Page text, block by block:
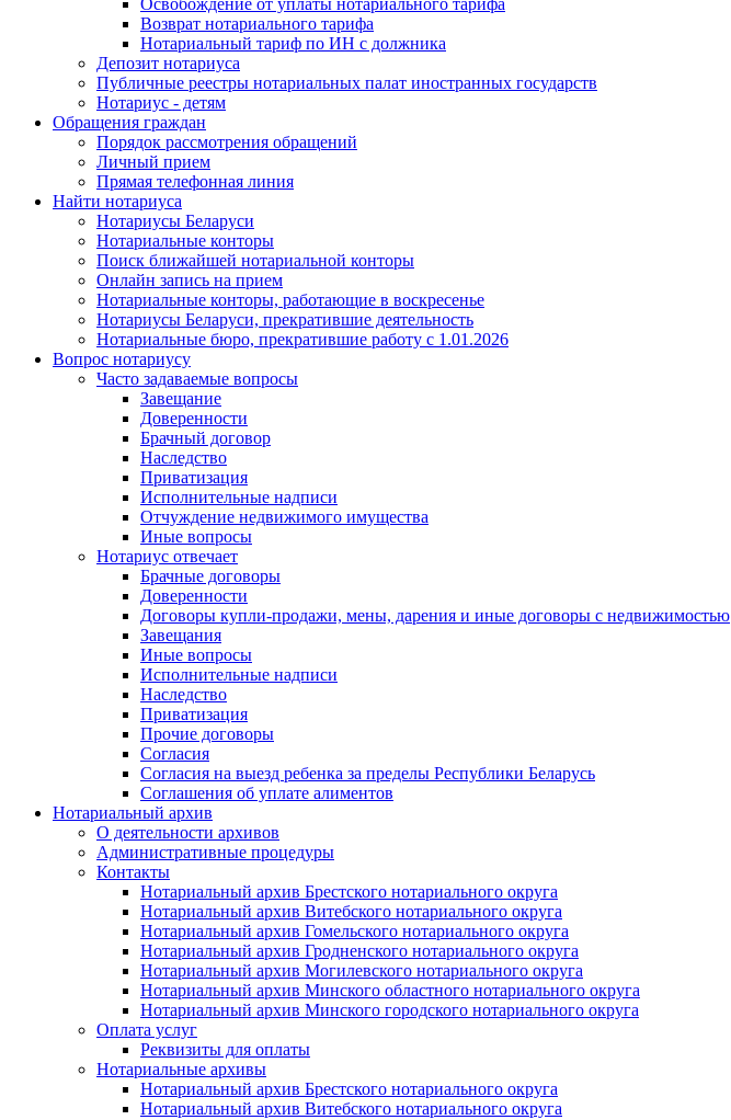
Возврат нотариального тарифа
Нотариальный тариф по ИН с должника
Депозит нотариуса
Публичные реестры нотариальных палат иностранных государств
Нотариус - детям
Обращения граждан
Порядок рассмотрения обращений
Личный прием
Прямая телефонная линия
Найти нотариуса
Нотариусы Беларуси
Нотариальные конторы
Поиск ближайшей нотариальной конторы
Онлайн запись на прием
Нотариальные конторы, работающие в воскресенье
Нотариусы Беларуси, прекратившие деятельность
Нотариальные бюро, прекратившие работу с 1.01.2026
Вопрос нотариусу
Часто задаваемые вопросы
Завещание
Доверенности
Брачный договор
Наследство
Приватизация
Исполнительные надписи
Отчуждение недвижимого имущества
Иные вопросы
Нотариус отвечает
Брачные договоры
Доверенности
Договоры купли-продажи, мены, дарения и иные договоры с недвижимостью
Завещания
Иные вопросы
Исполнительные надписи
Наследство
Приватизация
Прочие договоры
Согласия
Согласия на выезд ребенка за пределы Республики Беларусь
Соглашения об уплате алиментов
Нотариальный архив
О деятельности архивов
Административные процедуры
Контакты
Нотариальный архив Брестского нотариального округа
Нотариальный архив Витебского нотариального округа
Нотариальный архив Гомельского нотариального округа
Нотариальный архив Гродненского нотариального округа
Нотариальный архив Могилевского нотариального округа
Нотариальный архив Минского областного нотариального округа
Нотариальный архив Минского городского нотариального округа
Оплата услуг
Реквизиты для оплаты
Нотариальные архивы
Нотариальный архив Брестского нотариального округа
Нотариальный архив Витебского нотариального округа